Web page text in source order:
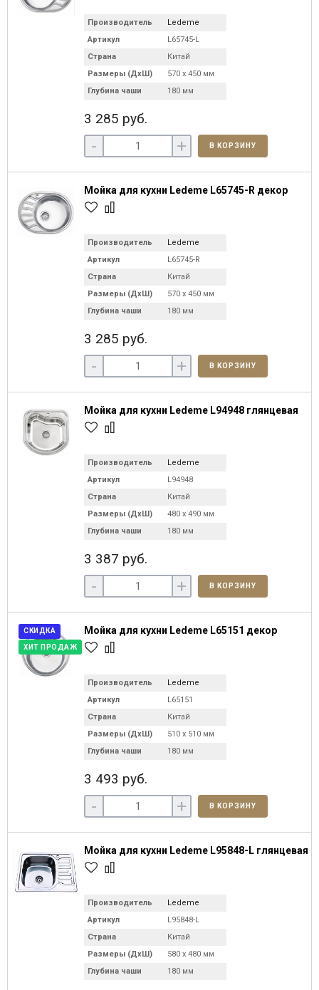
Производитель
Ledeme
Артикул
L65745-L
Страна
Китай
Размеры (ДхШ)
570 х 450 мм
Глубина чаши
180 мм
3 285 руб.
- + В КОРЗИНУ
Мойка для кухни Ledeme L65745-R декор
Производитель
Ledeme
Артикул
L65745-R
Страна
Китай
Размеры (ДхШ)
570 х 450 мм
Глубина чаши
180 мм
3 285 руб.
- + В КОРЗИНУ
Мойка для кухни Ledeme L94948 глянцевая
Производитель
Ledeme
Артикул
L94948
Страна
Китай
Размеры (ДхШ)
480 х 490 мм
Глубина чаши
180 мм
3 387 руб.
- + В КОРЗИНУ
СКИДКА
ХИТ ПРОДАЖ
Мойка для кухни Ledeme L65151 декор
Производитель
Ledeme
Артикул
L65151
Страна
Китай
Размеры (ДхШ)
510 х 510 мм
Глубина чаши
180 мм
3 493 руб.
- + В КОРЗИНУ
Мойка для кухни Ledeme L95848-L глянцевая
Производитель
Ledeme
Артикул
L95848-L
Страна
Китай
Размеры (ДхШ)
580 х 480 мм
Глубина чаши
180 мм